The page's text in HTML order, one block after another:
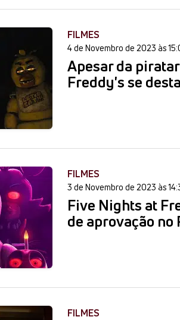
FILMES
4 de Novembro de 2023 às
Apesar da
Freddy's se
FILMES
3 de Novembro de 2023 às
Five Nights at
de aprovação no
FILMES